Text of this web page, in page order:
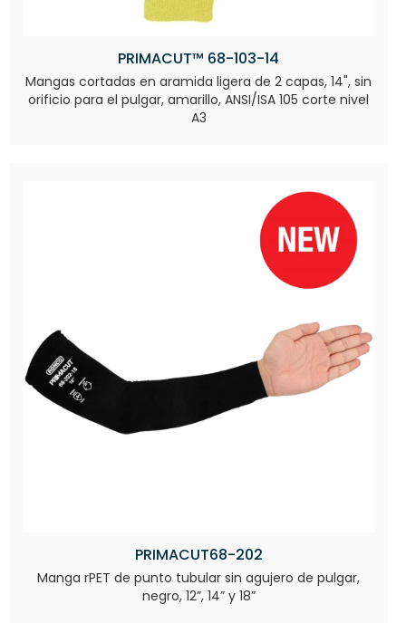
PRIMACUT™ 68-103-14
Mangas cortadas en aramida ligera de 2 capas, 14", sin
orificio para el pulgar, amarillo, ANSI/ISA 105 corte nivel
A3
PRIMACUT68-202
Manga rPET de punto tubular sin agujero de pulgar,
negro, 12”, 14” y 18”